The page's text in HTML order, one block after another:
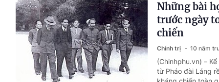
Những bài
trước ngày
chiến
Chính trị 10 năm
(Chinhphu.vn) –
từ Pháo đài Láng